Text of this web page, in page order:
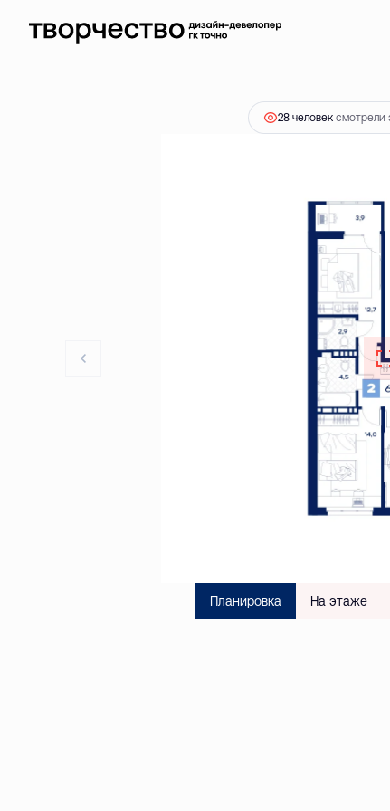
2-комнатная61.2 м 2 10 470 000 ₽
28 человек смотрели
Планировка На этаже